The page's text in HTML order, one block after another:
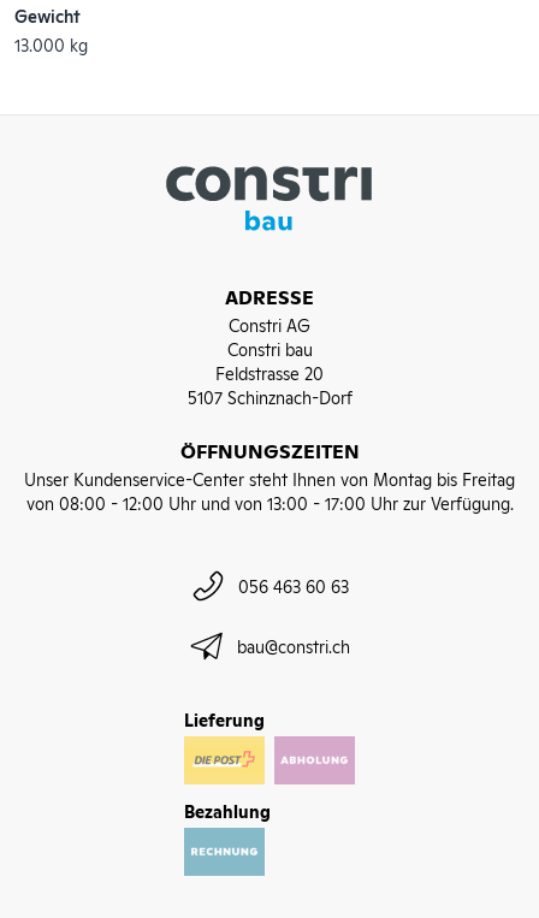
Gewicht
13.000 kg
ADRESSE
Constri AG
Constri bau
Feldstrasse 20
5107 Schinznach-Dorf
ÖFFNUNGSZEITEN
Unser Kundenservice-Center steht Ihnen von Montag bis Freitag
von 08:00 - 12:00 Uhr und von 13:00 - 17:00 Uhr zur Verfügung.
056 463 60 63
bau@constri.ch
Lieferung
Bezahlung